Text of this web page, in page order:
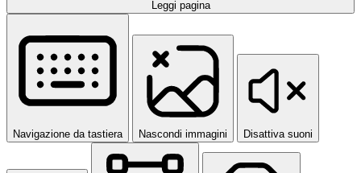
Leggi pagina
Navigazione da tastiera Nascondi immagini Disattiva suoni